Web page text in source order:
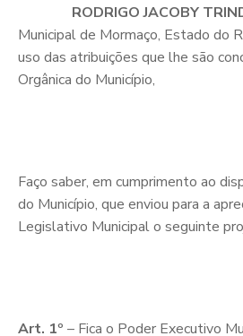
RODRIGO JACOBY
Municipal de Mormaço, Estado do
uso das atribuições que lhe são
Orgânica do Município,
Faço saber, em cumprimento ao
do Município, que enviou para a
Legislativo Municipal o seguinte
Art. 1º – Fica o Poder Executivo